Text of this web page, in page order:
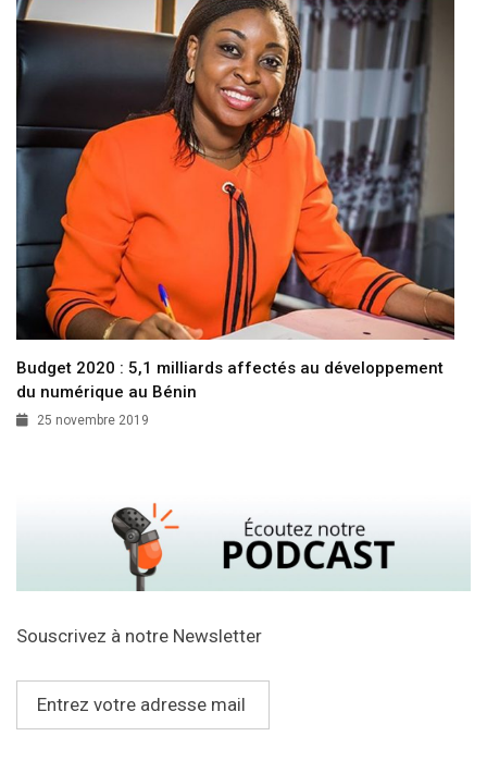
Budget 2020 : 5,1 milliards affectés au développement
du numérique au Bénin
25 novembre 2019
Souscrivez à notre Newsletter